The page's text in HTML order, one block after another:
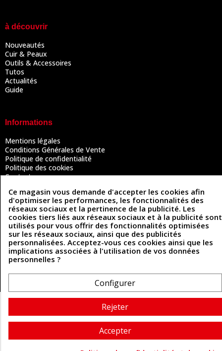
à découvrir
Nouveautés
Cuir & Peaux
Outils & Accessoires
Tutos
Actualités
Guide
Informations
Mentions légales
Conditions Générales de Vente
Politique de confidentialité
Politique des cookies
Contactez-nous
Coordonnées
493 Chemin de Catougnac
81300 Graulhet
05 63 34 51 88
contact@cuirenstock.com
Cuirenstock © 2026 - Une création Quatrys 💙
Ce magasin vous demande d'accepter les cookies afin
d'optimiser les performances, les fonctionnalités des
réseaux sociaux et la pertinence de la publicité. Les
cookies tiers liés aux réseaux sociaux et à la publicité sont
utilisés pour vous offrir des fonctionnalités optimisées
sur les réseaux sociaux, ainsi que des publicités
personnalisées. Acceptez-vous ces cookies ainsi que les
implications associées à l'utilisation de vos données
personnelles ?
Configurer
Rejeter
Accepter